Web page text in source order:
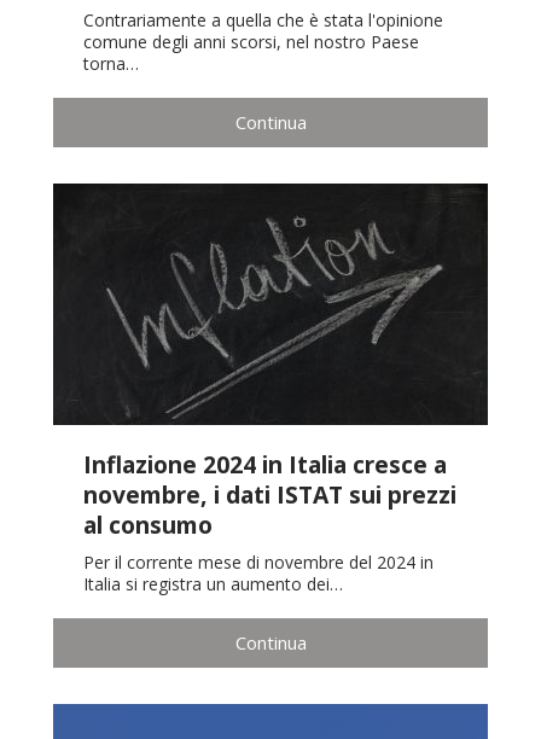
Contrariamente a quella che è stata l'opinione
comune degli anni scorsi, nel nostro Paese
torna…
Continua
Inflazione 2024 in Italia cresce a
novembre, i dati ISTAT sui prezzi
al consumo
Per il corrente mese di novembre del 2024 in
Italia si registra un aumento dei…
Continua